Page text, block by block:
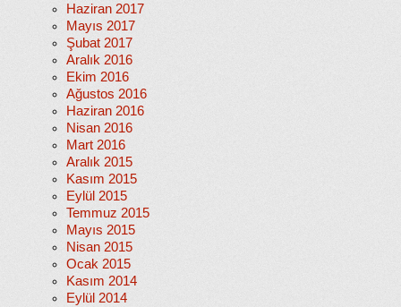
Haziran 2017
Mayıs 2017
Şubat 2017
Aralık 2016
Ekim 2016
Ağustos 2016
Haziran 2016
Nisan 2016
Mart 2016
Aralık 2015
Kasım 2015
Eylül 2015
Temmuz 2015
Mayıs 2015
Nisan 2015
Ocak 2015
Kasım 2014
Eylül 2014